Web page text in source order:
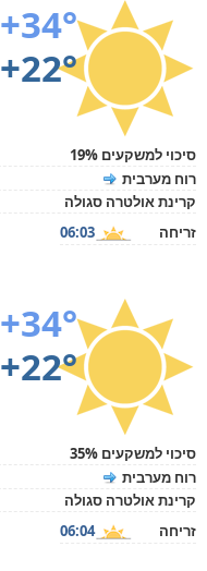
+34°
+22°
סיכוי למשקעים 19%
רוח מערבית
קרינת אולטרה סגולה
זריחה
06:03
+34°
+22°
סיכוי למשקעים 35%
רוח מערבית
קרינת אולטרה סגולה
זריחה
06:04